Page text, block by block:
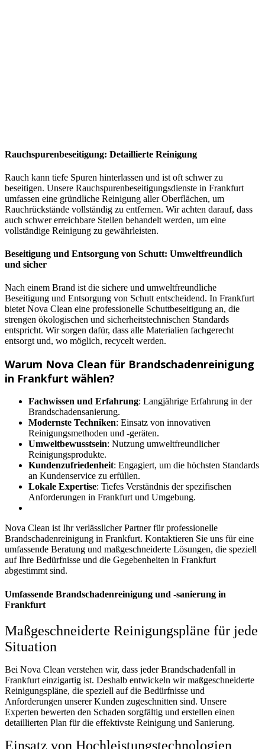
Rauchspurenbeseitigung: Detaillierte Reinigung
Rauch kann tiefe Spuren hinterlassen und ist oft schwer zu
beseitigen. Unsere Rauchspurenbeseitigungsdienste in Frankfurt
umfassen eine gründliche Reinigung aller Oberflächen, um
Rauchrückstände vollständig zu entfernen. Wir achten darauf, dass
auch schwer erreichbare Stellen behandelt werden, um eine
vollständige Reinigung zu gewährleisten.
Beseitigung und Entsorgung von Schutt: Umweltfreundlich
und sicher
Nach einem Brand ist die sichere und umweltfreundliche
Beseitigung und Entsorgung von Schutt entscheidend. In Frankfurt
bietet Nova Clean eine professionelle Schuttbeseitigung an, die
strengen ökologischen und sicherheitstechnischen Standards
entspricht. Wir sorgen dafür, dass alle Materialien fachgerecht
entsorgt und, wo möglich, recycelt werden.
Warum Nova Clean für Brandschadenreinigung
in Frankfurt wählen?
Fachwissen und Erfahrung: Langjährige Erfahrung in der
Brandschadensanierung.
Modernste Techniken: Einsatz von innovativen
Reinigungsmethoden und -geräten.
Umweltbewusstsein: Nutzung umweltfreundlicher
Reinigungsprodukte.
Kundenzufriedenheit: Engagiert, um die höchsten Standards
an Kundenservice zu erfüllen.
Lokale Expertise: Tiefes Verständnis der spezifischen
Anforderungen in Frankfurt und Umgebung.
Nova Clean ist Ihr verlässlicher Partner für professionelle
Brandschadenreinigung in Frankfurt. Kontaktieren Sie uns für eine
umfassende Beratung und maßgeschneiderte Lösungen, die speziell
auf Ihre Bedürfnisse und die Gegebenheiten in Frankfurt
abgestimmt sind.
Umfassende Brandschadenreinigung und -sanierung in
Frankfurt
Maßgeschneiderte Reinigungspläne für jede
Situation
Bei Nova Clean verstehen wir, dass jeder Brandschadenfall in
Frankfurt einzigartig ist. Deshalb entwickeln wir maßgeschneiderte
Reinigungspläne, die speziell auf die Bedürfnisse und
Anforderungen unserer Kunden zugeschnitten sind. Unsere
Experten bewerten den Schaden sorgfältig und erstellen einen
detaillierten Plan für die effektivste Reinigung und Sanierung.
Einsatz von Hochleistungstechnologien